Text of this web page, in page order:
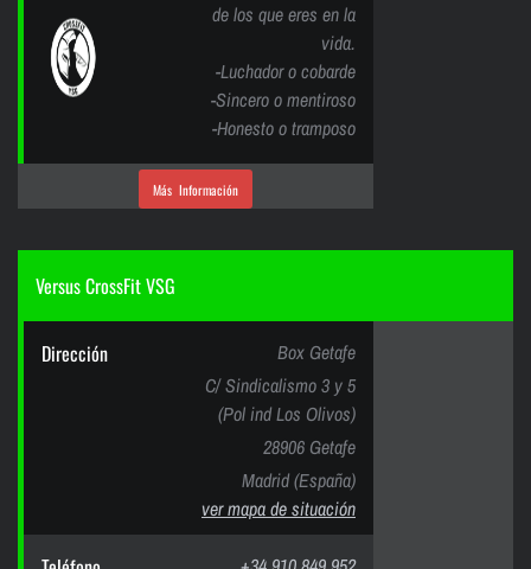
de los que eres en la
vida.
-Luchador o cobarde
-Sincero o mentiroso
-Honesto o tramposo
Más Información
Versus CrossFit VSG
Dirección
Box Getafe
C/ Sindicalismo 3 y 5
(Pol ind Los Olivos)
28906 Getafe
Madrid (España)
ver mapa de situación